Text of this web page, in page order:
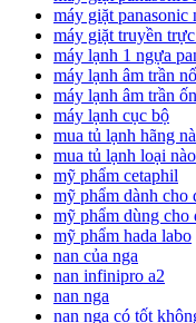
máy giặt panasonic
máy giặt truyền
máy lạnh 1 ngựa
máy lạnh âm trần
máy lạnh âm trần
máy lạnh cục bộ
mua tủ lạnh hãng
mua tủ lạnh loại
mỹ phẩm cetaphil
mỹ phẩm dành cho
mỹ phẩm dùng cho
mỹ phẩm hada labo
nan của nga
nan infinipro a2
nan nga
nan nga có tốt